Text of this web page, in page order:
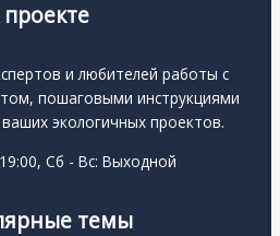
и любителей работы с
пошаговыми инструкциями
экологичных проектов.
Сб - Вс: Выходной
темы